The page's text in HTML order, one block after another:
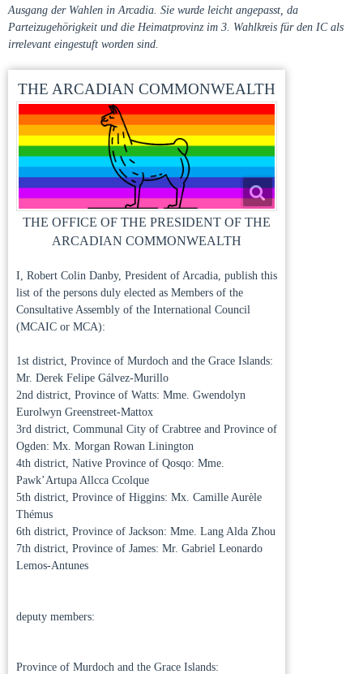
Ausgang der Wahlen in Arcadia. Sie wurde leicht angepasst, da
Parteizugehörigkeit und die Heimatprovinz im 3. Wahlkreis für den IC als
irrelevant eingestuft worden sind.
THE ARCADIAN COMMONWEALTH
THE OFFICE OF THE PRESIDENT OF THE
ARCADIAN COMMONWEALTH
I, Robert Colin Danby, President of Arcadia, publish this
list of the persons duly elected as Members of the
Consultative Assembly of the International Council
(MCAIC or MCA):
1st district, Province of Murdoch and the Grace Islands:
Mr. Derek Felipe Gálvez-Murillo
2nd district, Province of Watts: Mme. Gwendolyn
Eurolwyn Greenstreet-Mattox
3rd district, Communal City of Crabtree and Province of
Ogden: Mx. Morgan Rowan Linington
4th district, Native Province of Qosqo: Mme.
Pawk’Artupa Allcca Ccolque
5th district, Province of Higgins: Mx. Camille Aurèle
Thémus
6th district, Province of Jackson: Mme. Lang Alda Zhou
7th district, Province of James: Mr. Gabriel Leonardo
Lemos-Antunes
deputy members:
Province of Murdoch and the Grace Islands: